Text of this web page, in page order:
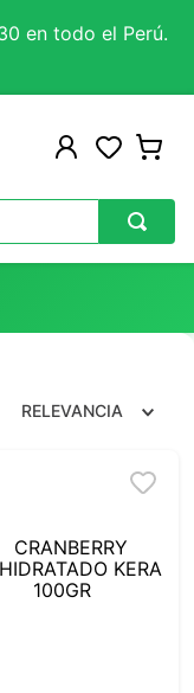
en todo el Perú.
RELEVANCIA